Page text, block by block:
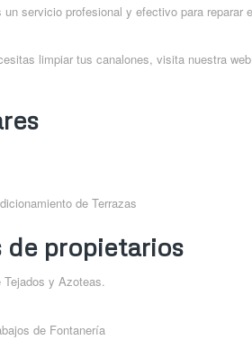
servicio profesional y efectivo para reparar
limpiar tus canalones, visita nuestra
de Terrazas
de propietarios
Tejados y Azoteas.
de Fontanería